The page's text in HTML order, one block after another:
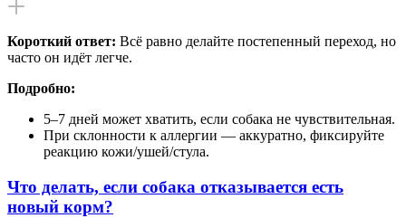
Короткий ответ: Всё равно делайте постепенный переход, но
часто он идёт легче.
Подробно:
5–7 дней может хватить, если собака не чувствительная.
При склонности к аллергии — аккуратно, фиксируйте
реакцию кожи/ушей/стула.
Что делать, если собака отказывается есть
новый корм?